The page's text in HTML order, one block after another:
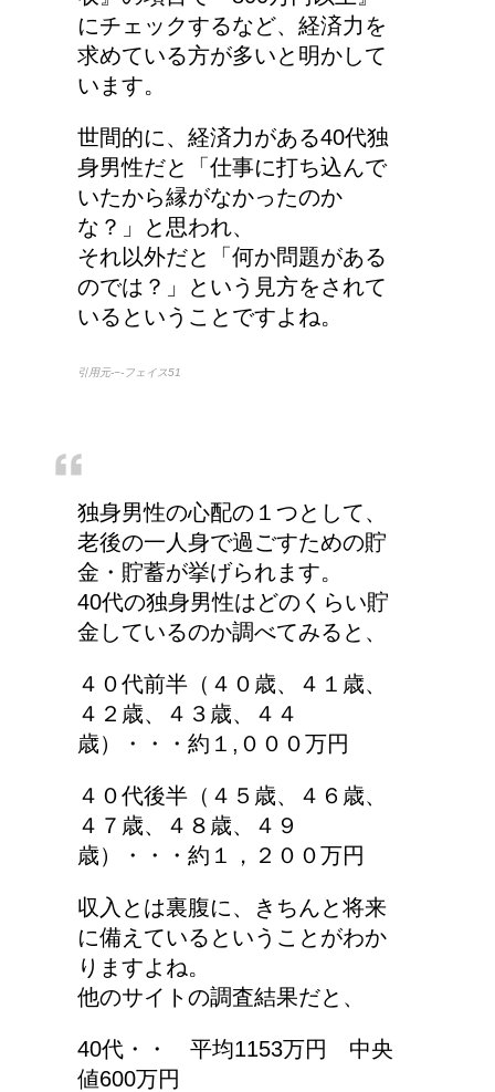
にチェックするなど、経済力を
求めている方が多いと明かして
います。
世間的に、経済力がある40代独
身男性だと「仕事に打ち込んで
いたから縁がなかったのか
な？」と思われ、
それ以外だと「何か問題がある
のでは？」という見方をされて
いるということですよね。
引用元-−-フェイス51
独身男性の心配の１つとして、
老後の一人身で過ごすための貯
金・貯蓄が挙げられます。
40代の独身男性はどのくらい貯
金しているのか調べてみると、
４０代前半（４０歳、４１歳、
４２歳、４３歳、４４
歳）・・・約１,０００万円
４０代後半（４５歳、４６歳、
４７歳、４８歳、４９
歳）・・・約１，２００万円
収入とは裏腹に、きちんと将来
に備えているということがわか
りますよね。
他のサイトの調査結果だと、
40代・・ 平均1153万円 中央
値600万円